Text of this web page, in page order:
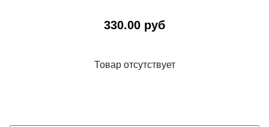
330.00 руб
Товар отсутствует